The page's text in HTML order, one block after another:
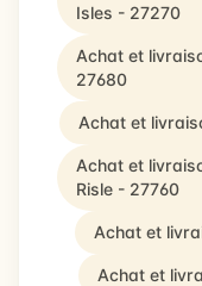
Isles - 27270
Achat et
27680
Achat et
Achat et
Risle - 27760
Achat et
Achat et